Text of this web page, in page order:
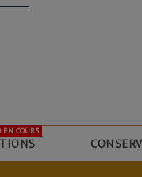
EN COURS